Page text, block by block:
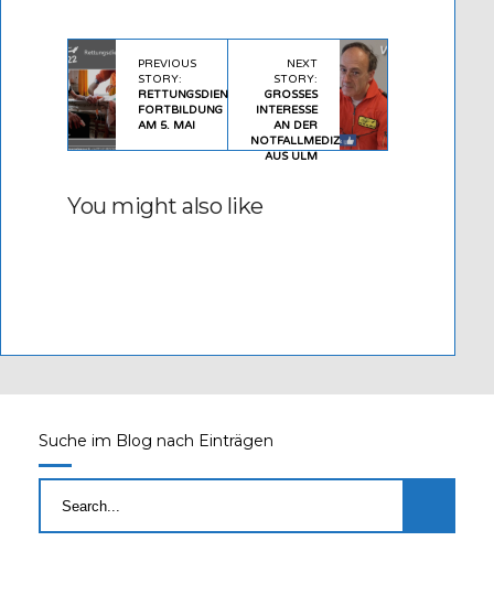
PREVIOUS
STORY:
RETTUNGSDIENST-
FORTBILDUNG
AM 5. MAI
NEXT
STORY:
GROSSES I
NTERESSE A
N DER N
OTFALLMEDIZIN A
US ULM
You might also like
Suche im Blog nach Einträgen